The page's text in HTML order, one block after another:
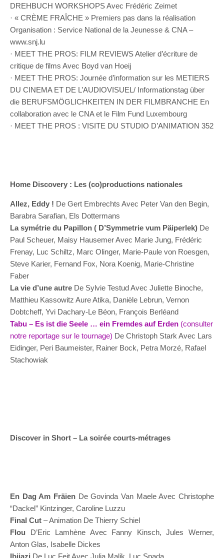
DREHBUCH WORKSHOPS Avec Frédéric Zeimet
· « CRÈME FRAÎCHE » Premiers pas dans la réalisation
Organisation : Service National de la Jeunesse & CNA –
www.snj.lu
· MEET THE PROS: FILM REVIEWS Atelier d’écriture de
critique de films Avec Boyd van Hoeij
· MEET THE PROS: Journée d’information sur les METIERS
DU CINEMA ET DE L’AUDIOVISUEL/ Informationstag über
die BERUFSMÖGLICHKEITEN IN DER FILMBRANCHE En
collaboration avec le CNA et le Film Fund Luxembourg
· MEET THE PROS : VISITE DU STUDIO D’ANIMATION 352
Home Discovery : Les (co)productions nationales
Allez, Eddy ! De Gert Embrechts Avec Peter Van den Begin,
Barabra Sarafian, Els Dottermans
La symétrie du Papillon ( D’Symmetrie vum Päiperlek) De
Paul Scheuer, Maisy Hausemer Avec Marie Jung, Frédéric
Frenay, Luc Schiltz, Marc Olinger, Marie-Paule von Roesgen,
Steve Karier, Fernand Fox, Nora Koenig, Marie-Christine
Faber
La vie d’une autre De Sylvie Testud Avec Juliette Binoche,
Matthieu Kassowitz Aure Atika, Danièle Lebrun, Vernon
Dobtcheff, Yvi Dachary-Le Béon, François Berléand
Tabu – Es ist die Seele … ein Fremdes auf Erden (consulter
notre reportage sur le tournage) De Christoph Stark Avec Lars
Eidinger, Peri Baumeister, Rainer Bock, Petra Morzé, Rafael
Stachowiak
Discover in Short – La soirée courts-métrages
En Dag Am Fräien De Govinda Van Maele Avec Christophe
“Dackel” Kintzinger, Caroline Luzzu
Final Cut – Animation De Thierry Schiel
Flou D’Eric Lamhène Avec Fanny Kinsch, Jules Werner,
Anton Glas, Isabelle Dickes
Ibijazi De Luc Feit Avec Julia Malik, Luc Spada